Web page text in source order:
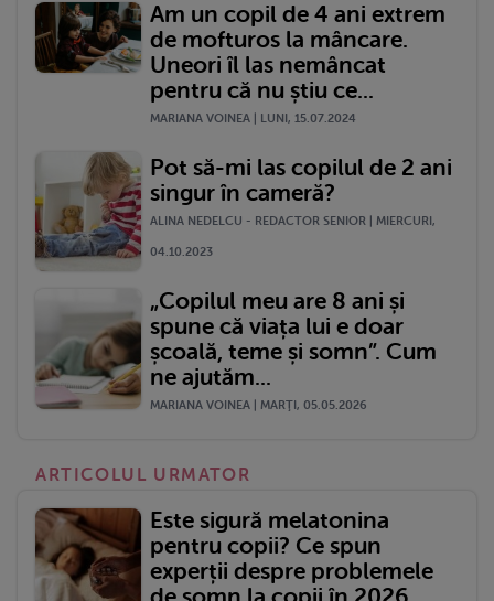
Am un copil de 4 ani extrem
de mofturos la mâncare.
Uneori îl las nemâncat
pentru că nu știu ce...
MARIANA VOINEA | LUNI, 15.07.2024
Pot să-mi las copilul de 2 ani
singur în cameră?
ALINA NEDELCU - REDACTOR SENIOR | MIERCURI,
04.10.2023
„Copilul meu are 8 ani și
spune că viața lui e doar
școală, teme și somn”. Cum
ne ajutăm...
MARIANA VOINEA | MARŢI, 05.05.2026
ARTICOLUL URMATOR
Este sigură melatonina
pentru copii? Ce spun
experții despre problemele